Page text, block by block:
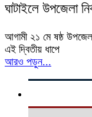
ঘাটাইলে উপজেলা
আগামী ২১ মে ষষ্ঠ
এই দ্বিতীয় ধাপে
আরও পড়ুন...